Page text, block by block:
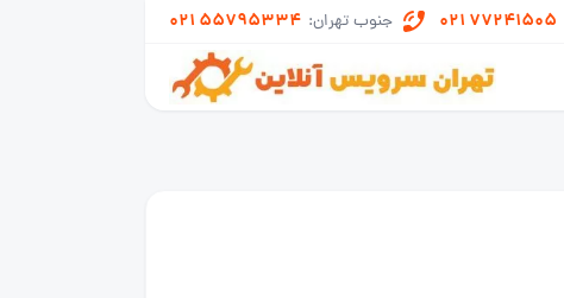
021 77241505 جنوب تهران: 021 55795334